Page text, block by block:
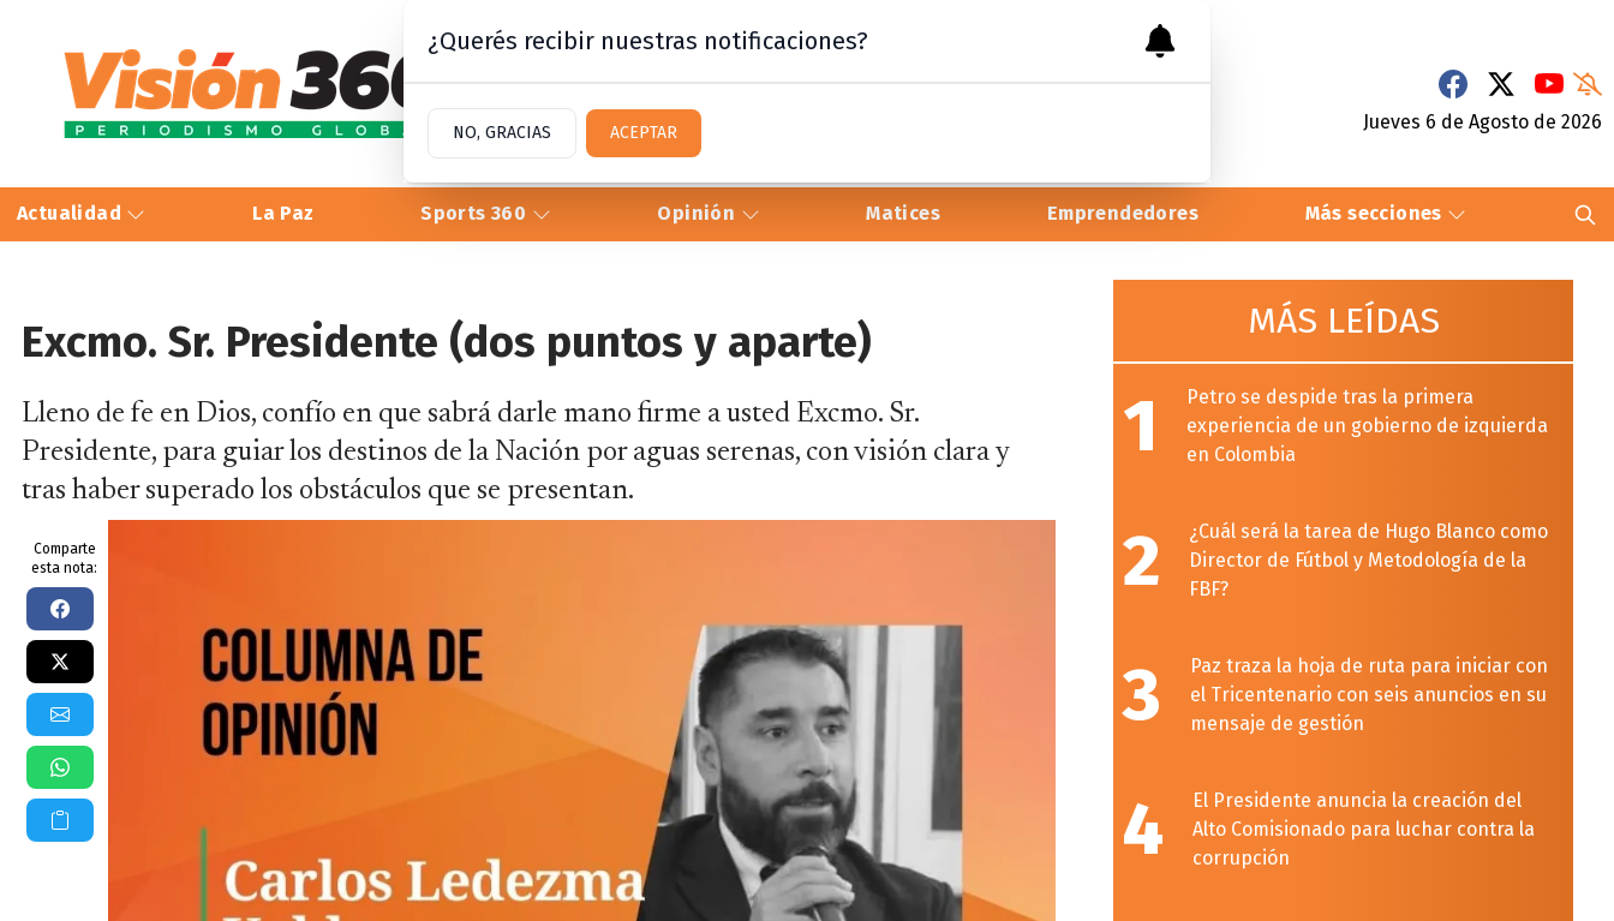
Jueves 6 de Agosto de 2026
Actualidad La Paz Sports 360 Opinión Matices Emprendedores Más secciones
Excmo. Sr. Presidente (dos puntos y aparte)
Lleno de fe en Dios, confío en que sabrá darle mano firme a usted Excmo. Sr.
Presidente, para guiar los destinos de la Nación por aguas serenas, con visión clara y
tras haber superado los obstáculos que se presentan.
Comparte
esta nota:
MÁS LEÍDAS
1
Petro se despide tras la primera
experiencia de un gobierno de izquierda
en Colombia
2
¿Cuál será la tarea de Hugo Blanco como
Director de Fútbol y Metodología de la
FBF?
3
Paz traza la hoja de ruta para iniciar con
el Tricentenario con seis anuncios en su
mensaje de gestión
4
El Presidente anuncia la creación del
Alto Comisionado para luchar contra la
corrupción
¿Querés recibir nuestras notificaciones?
NO, GRACIAS ACEPTAR